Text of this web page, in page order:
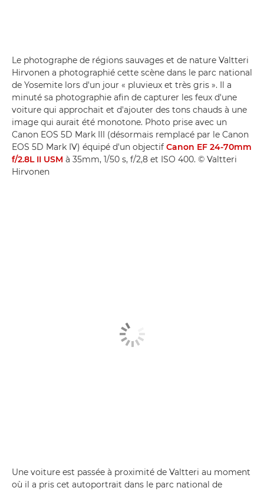
Le photographe de régions sauvages et de nature Valtteri
Hirvonen a photographié cette scène dans le parc national
de Yosemite lors d'un jour « pluvieux et très gris ». Il a
minuté sa photographie afin de capturer les feux d'une
voiture qui approchait et d'ajouter des tons chauds à une
image qui aurait été monotone. Photo prise avec un
Canon EOS 5D Mark III (désormais remplacé par le Canon
EOS 5D Mark IV) équipé d'un objectif Canon EF 24-70mm
f/2.8L II USM à 35mm, 1/50 s, f/2,8 et ISO 400. © Valtteri
Hirvonen
Une voiture est passée à proximité de Valtteri au moment
où il a pris cet autoportrait dans le parc national de